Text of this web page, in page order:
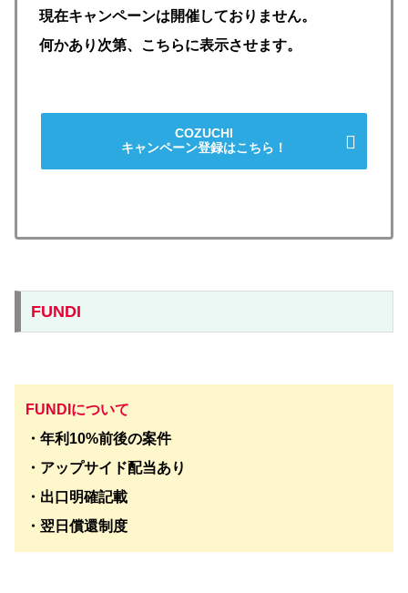
現在キャンペーンは開催しておりません。
何かあり次第、こちらに表示させます。
COZUCHI
キャンペーン登録はこちら！
FUNDI
FUNDI について
・年利10%前後の案件
・アップサイド配当あり
・出口明確記載
・翌日償還制度